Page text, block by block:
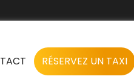
RÉSERVEZ UN TAXI